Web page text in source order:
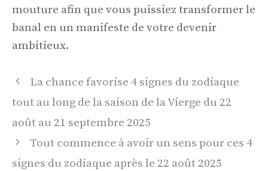
mouture afin que vous puissiez transformer le
banal en un manifeste de votre devenir
ambitieux.
Navigation
des
La chance favorise 4 signes du zodiaque
tout au long de la saison de la Vierge du 22
août au 21 septembre 2025
Tout commence à avoir un sens pour ces 4
signes du zodiaque après le 22 août 2025